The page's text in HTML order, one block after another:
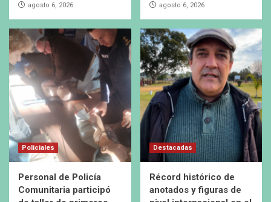
agosto 6, 2026 agosto 6, 2026
Policiales
Personal de Policía
Comunitaria participó
Destacadas
Récord histórico de
anotados y figuras de